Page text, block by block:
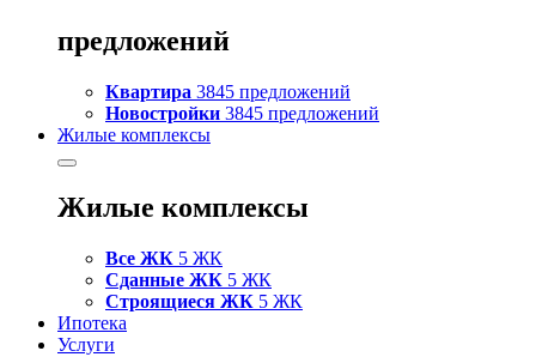
предложений
Квартира 3845 предложений
Новостройки 3845 предложений
Жилые комплексы
Жилые комплексы
Все ЖК 5 ЖК
Сданные ЖК 5 ЖК
Строящиеся ЖК 5 ЖК
Ипотека
Услуги